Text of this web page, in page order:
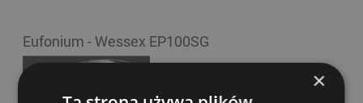
Eufonium - Wessex EP100SG
tymczasowo
niedostępny
×